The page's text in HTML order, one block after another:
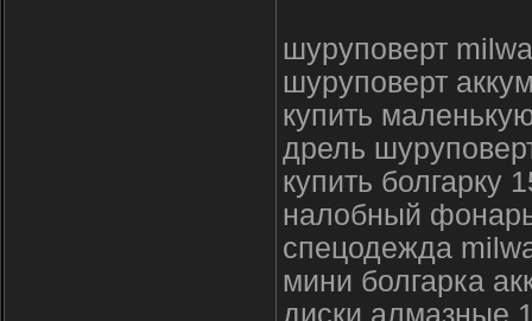
шуруповерт
шуруповерт
купить
дрель
купить болгарку
налобный
спецодежда
мини болгарка
диски алмазные